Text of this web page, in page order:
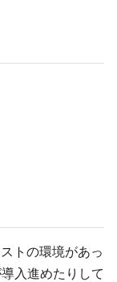
トの環境があっ
入進めたりして